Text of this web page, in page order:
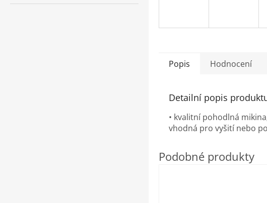
Popis Hodnocení
Detailní popis
• kvalitní pohodlná
vhodná pro vyšití nebo